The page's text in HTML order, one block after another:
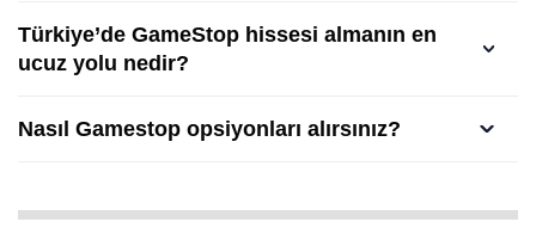
Türkiye’de GameStop hissesi almanın en
ucuz yolu nedir?
Nasıl Gamestop opsiyonları alırsınız?